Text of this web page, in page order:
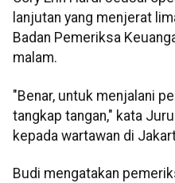
lanjutan yang menjerat
Badan Pemeriksa
malam.
"Benar, untuk menjalani
tangkap tangan," kata
kepada wartawan di
Budi mengatakan